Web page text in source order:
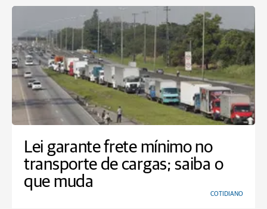
Lei garante frete mínimo no
transporte de cargas; saiba o
que muda
COTIDIANO